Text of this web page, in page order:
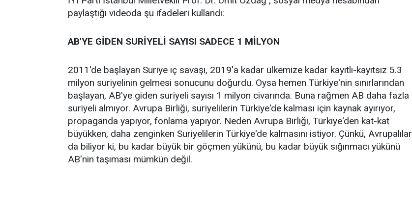
paylaştığı videoda şu ifadeleri kullandı:
AB'YE GİDEN SURİYELİ SAYISI SADECE 1 MİLYON
2011'de başlayan Suriye iç savaşı, 2019'a kadar ülkemize kadar kayıtlı-kayıtsız 5.3
milyon suriyelinin gelmesi sonucunu doğurdu. Oysa hemen Türkiye'nin sınırlarından
başlayan, AB'ye giden suriyeli sayısı 1 milyon civarında. Buna rağmen AB daha fazla
suriyeli almıyor. Avrupa Birliği, suriyelilerin Türkiye'de kalması için kaynak ayırıyor,
propaganda yapıyor, fonlama yapıyor. Neden Avrupa Birliği, Türkiye'den kat-kat
büyükken, daha zenginken Suriyelilerin Türkiye'de kalmasını istiyor. Çünkü, Avrupalılar
da biliyor ki, bu kadar büyük bir göçmen yükünü, bu kadar büyük sığınmacı yükünü
AB'nin taşıması mümkün değil.